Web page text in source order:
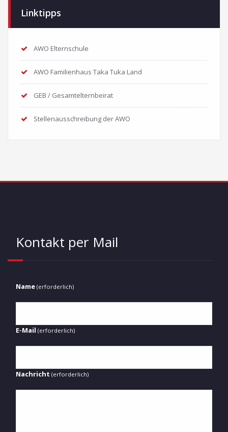
Linktipps
AWO Elternschule
AWO Familienhaus Taka Tuka Land
GEB / Gesamtelternbeirat
Stellenausschreibung der AWO
Kontakt per Mail
Name (erforderlich)
E-Mail (erforderlich)
Nachricht (erforderlich)